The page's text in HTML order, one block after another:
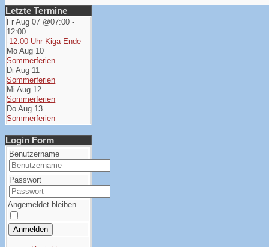
Letzte Termine
Fr Aug 07 @07:00 -
12:00
-12:00 Uhr Kiga-Ende
Mo Aug 10
Sommerferien
Di Aug 11
Sommerferien
Mi Aug 12
Sommerferien
Do Aug 13
Sommerferien
Login Form
Benutzername
Passwort
Angemeldet bleiben
Anmelden